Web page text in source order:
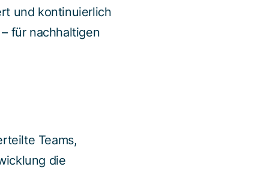
und kontinuierlich
für nachhaltigen
Teams,
die